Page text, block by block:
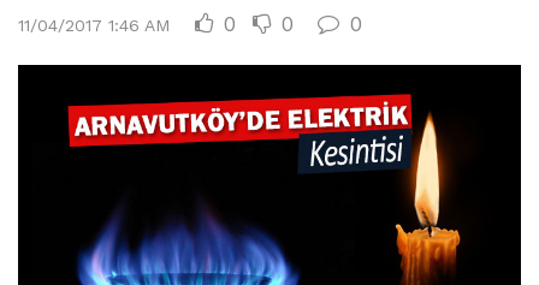
11/04/2017 1:46 AM 0 0 0